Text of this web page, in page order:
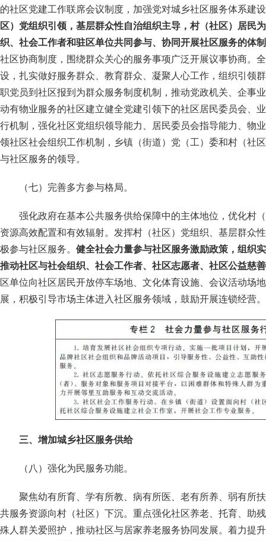
的社区党建工作联席会议制度，加强党对城乡社区服务体系建
区）党组织引领，基层群众性自治组织主导，村（社区）居民
织、社会工作者和驻区单位共同参与、协同开展社区服务的体
社区协商制度，围绕群众关心的服务事项广泛开展议事协商。
设，扎实做好服务群众、教育群众、凝聚人心工作，组织引领
职党员到社区报到为群众服务制度机制，推动党政机关、企事
动有物业服务的社区建立健全党建引领下的社区居民委员会、
行机制，强化社区党组织领导能力、居民委员会指导能力、物
领社区社会组织工作机制，乡镇（街道）党（工）委和村（社
与社区服务的领导。
（七）完善多方参与格局。
强化政府在基本公共服务供给保障中的主体地位，优化村
资源高效配置和有效辐射。发挥村（社区）党组织、基层群众
极参与社区服务。 健全社会力量参与社区服务激励政策，组织
推动社区与社会组织、社会工作者、社区志愿者、社区公益慈
区单位向社区居民开放停车场地、文化体育设施、会议活动场
展，积极引导市场主体进入社区服务领域，鼓励开展连锁经营。
三、增加城乡社区服务供给
（八）强化为民服务功能。
聚焦幼有所育、学有所教、病有所医、老有所养、弱有所
共服务资源向村（社区）下沉。重点强化社区养老、托育、助
殊人群关爱照护，推动社区与居家养老服务协同发展。着力提